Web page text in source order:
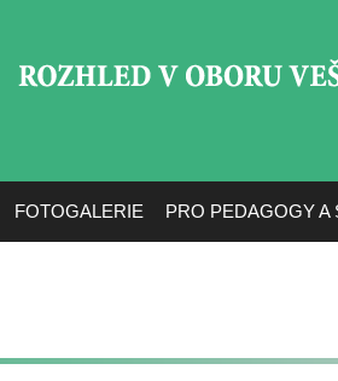
FOTOGALERIE PRO PEDAGOGY A